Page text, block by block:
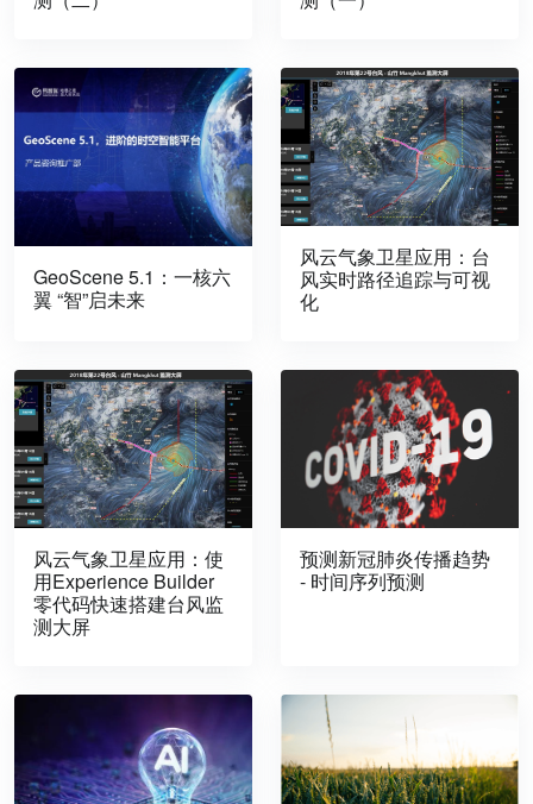
GeoScene 5.1：一核六
翼 “智”启未来
风云气象卫星应用：台
风实时路径追踪与可视
化
风云气象卫星应用：使
用Experience Builder
零代码快速搭建台风监
测大屏
预测新冠肺炎传播趋势
- 时间序列预测